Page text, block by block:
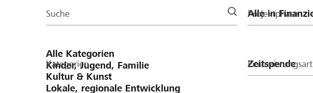
Suche Projektphase
Kategorien Finanzierungsart